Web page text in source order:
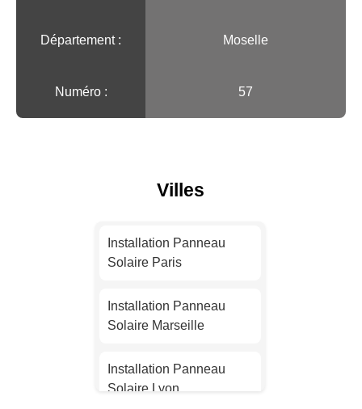
Département : Moselle
Numéro : 57
Villes
Installation Panneau
Solaire Paris
Installation Panneau
Solaire Marseille
Installation Panneau
Solaire Lyon